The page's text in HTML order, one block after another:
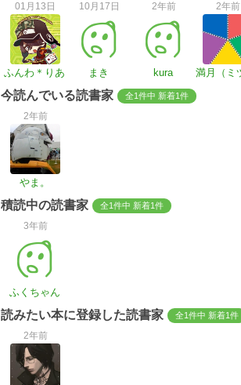
01月13日
ふんわ＊りあ
10月17日
まき
2年前
kura
2年前
今読んでいる読書家 全1件中 新着1件
2年前
やま。
積読中の読書家 全1件中 新着1件
3年前
ふくちゃん
読みたい本に登録した読書家 全1件中 新着1件
2年前